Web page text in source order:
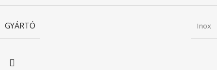
GYÁRTÓ Inox